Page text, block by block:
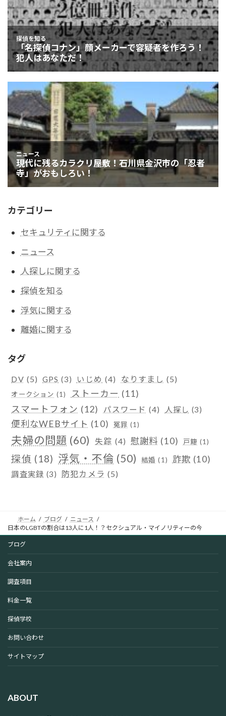
カテゴリー
セキュリティに関する
ニュース
人探しに関する
探偵を知る
浮気に関する
離婚に関する
タグ
DV (5) GPS (3) いじめ (4) なりすまし (5)
オークション (1) ストーカー (11)
スマートフォン (12) パスワード (4) 人探し (3)
便利なWEBサイト (10) 冤罪 (1)
夫婦の問題 (60) 失踪 (4) 慰謝料 (10) 戸籍 (1)
探偵 (18) 浮気・不倫 (50) 結婚 (1) 詐欺 (10)
調査実録 (3) 防犯カメラ (5)
ホーム ブログ
ニュース
日本のLGBTの割合は13人に1人！？セクシュアル・マイノリティーの今
ブログ
会社案内
調査項目
料金一覧
探偵学校
お問い合わせ
サイトマップ
ABOUT